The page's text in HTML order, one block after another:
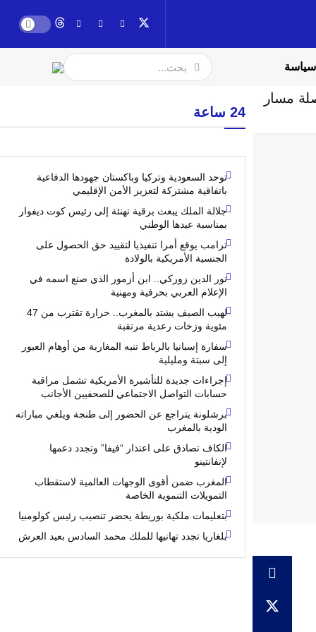
سياسة
مسار
24 ساعة
توحد السعودية وتركيا وباكستان جهودها الدفاعية
باتفاقية مشتركة لتعزيز الأمن الإقليمي
جلالة الملك يبعث برقية تهنئة إلى رئيس كوت ديفوار
بمناسبة عيدها الوطني
ترامب يوقع أمرا تنفيذيا لتقييد حق الحصول على
الجنسية الأمريكية بالولادة
نور الدين زوركي.. ابن أزمور الذي صنع اسمه في
الإعلام العربي بحرفية ومهنية
لهيب الصيف يشتد بالمغرب.. حرارة تقترب من 47
مئوية وزخات رعدية مرتقبة
سفارة إسبانيا بالرباط تنبه المغاربة من أوهام العبور
إلى سبتة ومليلية
إجراءات جديدة للتأشيرة الأمريكية تشمل مراقبة
حسابات التواصل الاجتماعي للصحفيين الأجانب
برشلونة يتراجع عن الحضور إلى طنجة ويلغي مباراته
الودية بالمغرب
الكاف تصادق على اعتذار “فيفا” وتجدد دعمها
لإنفانتينو
المغرب ضمن أقوى الوجهات العالمية لاستقطاب
التمويلات التنموية الخاصة
بتعليمات ملكية بوريطة يحضر تنصيب رئيس كولومبيا
بلغاريا تجدد تهانيها للملك محمد السادس بعيد العرش